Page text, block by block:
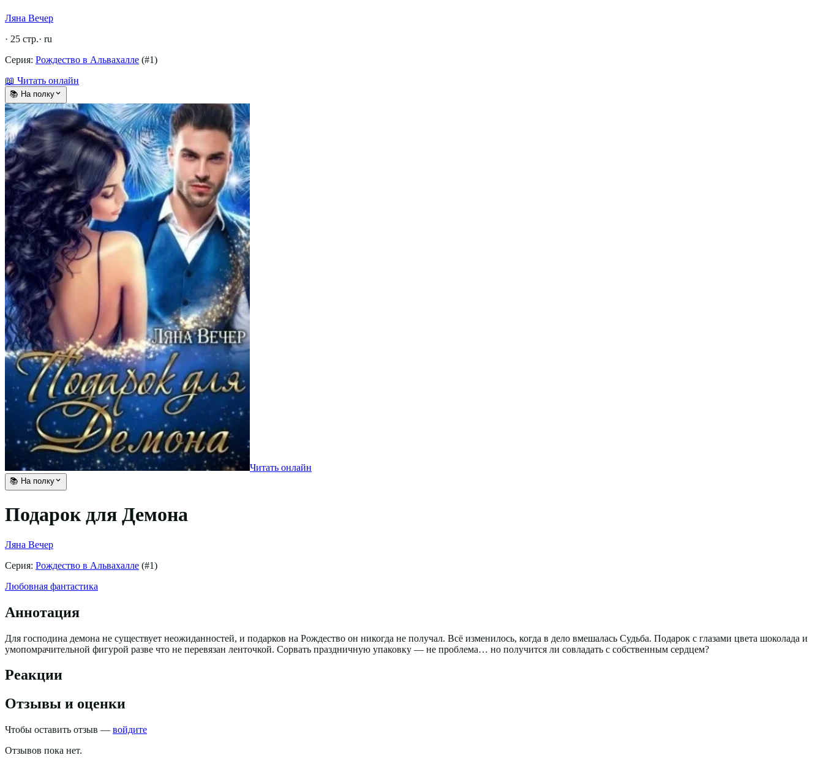
Ляна Вечер
· 25 стр.· ru
Серия: Рождество в Альвахалле (#1)
📖 Читать онлайн
📚 На полку
Читать онлайн
📚 На полку
Подарок для Демона
Ляна Вечер
Серия: Рождество в Альвахалле (#1)
Любовная фантастика
Аннотация
Для господина демона не существует неожиданностей, и подарков на Рождество он никогда не получал. Всё изменилось, когда в дело вмешалась Судьба. Подарок с глазами цвета шоколада и
умопомрачительной фигурой разве что не перевязан ленточкой. Сорвать праздничную упаковку — не проблема… но получится ли совладать с собственным сердцем?
Реакции
Отзывы и оценки
Чтобы оставить отзыв — войдите
Отзывов пока нет.